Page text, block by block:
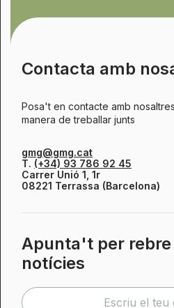
Contacta amb
Posa't en contacte amb
manera de treballar junts
gmg@gmg.cat
T. (+34) 93 786 92 45
Carrer Unió 1, 1r
08221 Terrassa (Barcelona)
Apunta't per
notícies